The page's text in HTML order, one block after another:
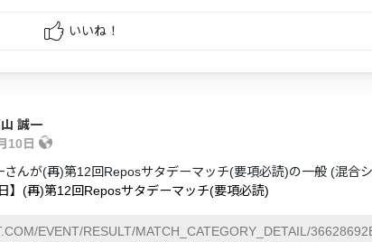
いいね！
誠一
10日
さんが(再)第12回Reposサタデーマッチ(要項必読)の一般 (混合
日】(再)第12回Reposサタデーマッチ(要項必読)
EVENT/RESULT/MATCH_CATEGORY_DETAIL/